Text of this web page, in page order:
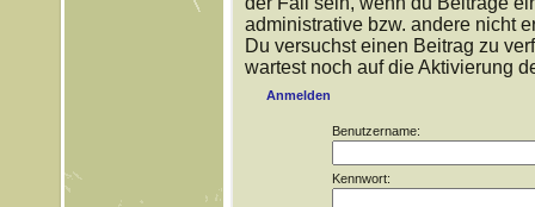
administrative bzw. andere nicht
Du versuchst einen Beitrag zu
wartest noch auf die Aktivierung
Anmelden
Benutzername:
Kennwort: